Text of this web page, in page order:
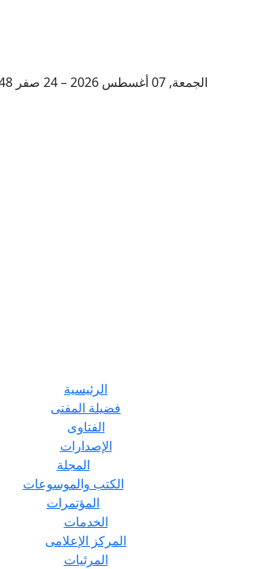
الجمعة, 07 أغسطس 2026 – 24 صفر 1448 هـ
الرئيسية
فضيلة المفتى
الفتاوى
الإصدارات
المجلة
الكتب والموسوعات
المؤتمرات
الخدمات
المركز الإعلامى
المرئيات